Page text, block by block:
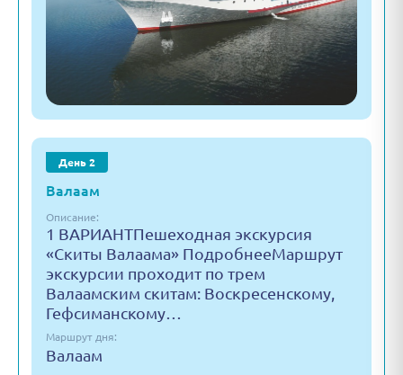
День 2
Валаам
Описание:
1 ВАРИАНТПешеходная экскурсия
«Скиты Валаама» ПодробнееМаршрут
экскурсии проходит по трем
Валаамским скитам: Воскресенскому,
Гефсиманскому…
Маршрут дня:
Валаам